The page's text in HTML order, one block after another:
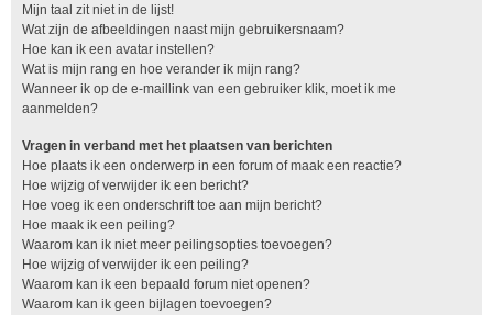
Mijn taal zit niet in de lijst!
Wat zijn de afbeeldingen naast mijn gebruikersnaam?
Hoe kan ik een avatar instellen?
Wat is mijn rang en hoe verander ik mijn rang?
Wanneer ik op de e-maillink van een gebruiker klik, moet ik me
aanmelden?
Vragen in verband met het plaatsen van berichten
Hoe plaats ik een onderwerp in een forum of maak een reactie?
Hoe wijzig of verwijder ik een bericht?
Hoe voeg ik een onderschrift toe aan mijn bericht?
Hoe maak ik een peiling?
Waarom kan ik niet meer peilingsopties toevoegen?
Hoe wijzig of verwijder ik een peiling?
Waarom kan ik een bepaald forum niet openen?
Waarom kan ik geen bijlagen toevoegen?